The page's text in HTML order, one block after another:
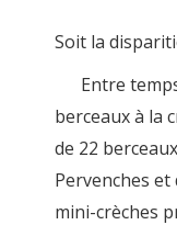
Soit la
Entre
berceaux à la
de 22
Pervenches
mini-crèches